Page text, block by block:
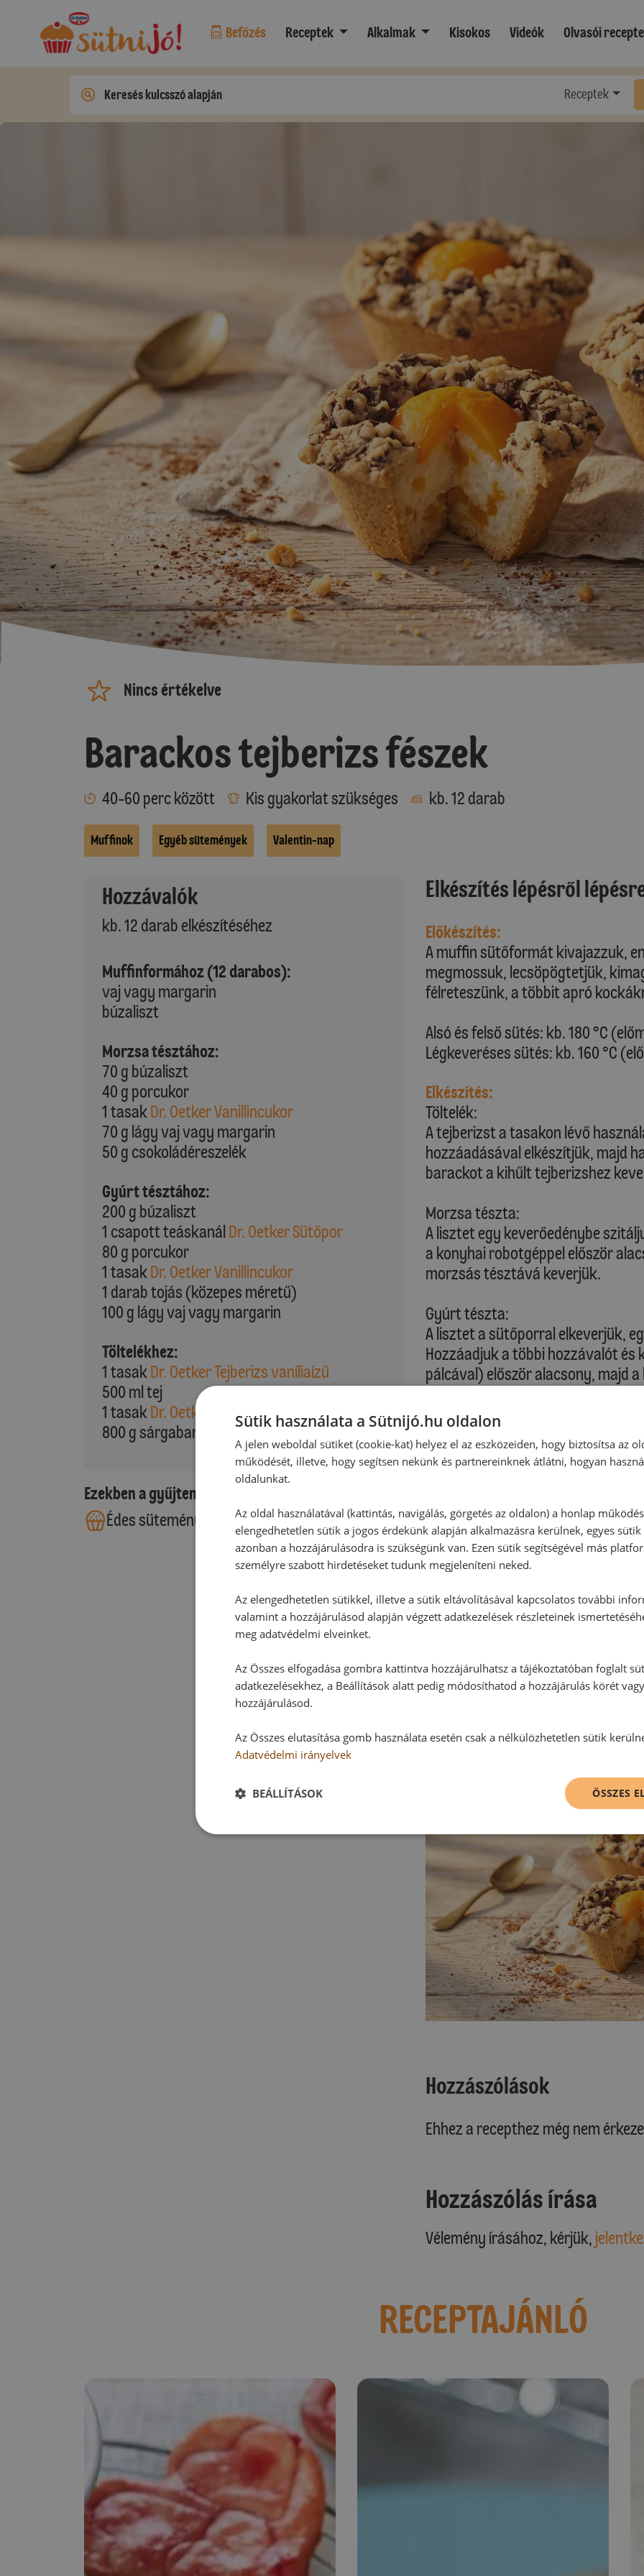
Befőzés Receptek Alkalmak Kisokos Videók Olvasói
Receptek
Nincs értékelve
Barackos tejberizs fészek
40-60 perc között Kis gyakorlat szükséges kb. 12 darab
Muffinok Egyéb sütemények Valentin-nap
Hozzávalók
kb. 12 darab elkészítéséhez
Muffinformához (12 darabos):
vaj vagy margarin
búzaliszt
Morzsa tésztához:
70 g búzaliszt
40 g porcukor
1 tasakDr. Oetker Vanillincukor
70 g lágy vaj vagy margarin
50 g csokoládéreszelék
Gyúrt tésztához:
200 g búzaliszt
1 csapott teáskanálDr. Oetker Sütőpor
80 g porcukor
1 tasakDr. Oetker Vanillincukor
1 darab tojás (közepes méretű)
100 g lágy vaj vagy margarin
Töltelékhez:
1 tasakDr. Oetker Tejberizs vaníliaízű
500 ml tej
1 tasakDr. Oetker Finesse Reszelt Citromhéj
800 g sárgabarack
Ezekben a gyűjteményekben található:
Édes sütemények
Elkészítés lépésről
Előkészítés:
A muffin sütőformát kivajazzuk,
megmossuk, lecsöpögtetjük,
félreteszünk, a többit apró
Alsó és felső sütés: kb. 180 °C
Légkeveréses sütés: kb. 160 °C
Elkészítés:
Töltelék:
A tejberizst a tasakon lévő
hozzáadásával elkészítjük, majd
barackot a kihűlt tejberizshez
Morzsa tészta:
A lisztet egy keverőedénybe
a konyhai robotgéppel először
morzsás tésztává keverjük.
Gyúrt tészta:
A lisztet a sütőporral elkeverjük,
Hozzáadjuk a többi hozzávalót
pálcával) először alacsony, majd
tésztává keverjük. Majd a
hengerré formázzuk, és 12
kb. 10 cm átmérőjű körlapokká
sütőformába fektetjük.
A tejberizst a tésztán
fektetünk. A morzsatésztát a
Végül a sütőformát a sütő alsó
megsütjük.
Sütési idő: kb. 30-35 perc
A megsült süteményt 10 percig a
sütőformából kivéve egy
meghintve tálaljuk.
Hozzászólások
Ehhez a recepthez még nem
Hozzászólás írása
Vélemény írásához, kérjük,
RECEPTAJÁNLÓ
Sütik használata a Sütnijó.hu oldalon
A jelen weboldal sütiket (cookie-kat) helyez el az eszközeiden, hogy biztosítsa az
működését, illetve, hogy segítsen nekünk és partnereinknek átlátni, hogyan
oldalunkat.
Az oldal használatával (kattintás, navigálás, görgetés az oldalon) a honlap
elengedhetetlen sütik a jogos érdekünk alapján alkalmazásra kerülnek, egyes
azonban a hozzájárulásodra is szükségünk van. Ezen sütik segítségével más
személyre szabott hirdetéseket tudunk megjeleníteni neked.
Az elengedhetetlen sütikkel, illetve a sütik eltávolításával kapcsolatos további
valamint a hozzájárulásod alapján végzett adatkezelések részleteinek
meg adatvédelmi elveinket.
Az Összes elfogadása gombra kattintva hozzájárulhatsz a tájékoztatóban foglalt
adatkezelésekhez, a Beállítások alatt pedig módosíthatod a hozzájárulás körét
hozzájárulásod.
Az Összes elutasítása gomb használata esetén csak a nélkülözhetetlen sütik
Adatvédelmi irányelvek
ÖSSZES
BEÁLLÍTÁSOK